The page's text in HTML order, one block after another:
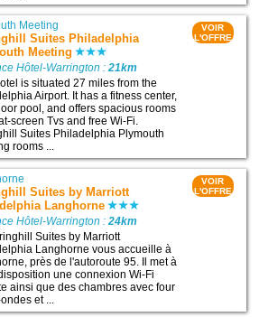
Meeting
Suites Philadelphia
Meeting
Hôtel-Warrington :21km
is situated 27 miles from the
Airport. It has a fitness center,
pool, and offers spacious rooms
screen Tvs and free Wi-Fi.
Suites Philadelphia Plymouth
rooms ...
VOIR
L'OFFRE
Suites by Marriott
Langhorne
Hôtel-Warrington :24km
Suites by Marriott
Langhorne vous accueille à
près de l'autoroute 95. Il met à
une connexion Wi-Fi
ainsi que des chambres avec four
et ...
VOIR
L'OFFRE